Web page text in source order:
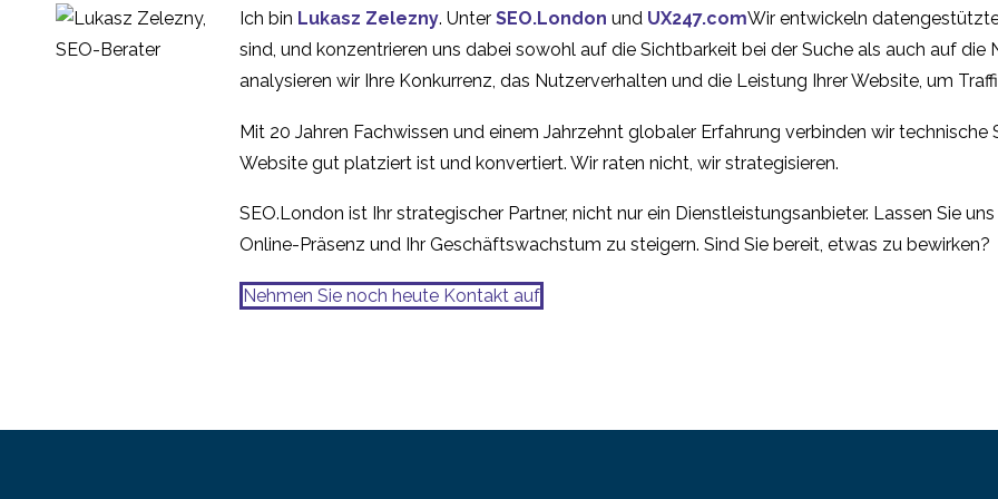
und Sicherheit
0
28 Apr. 2014
Branche mit Glenn
Veugen
1
erstellt
08 Nov. 2017
Erinnern Sie sich an
mich? Dauerhafte
bessere
Benutzererfahrung
Wie Sie Ihre mobile UX
verbessern können
Wie AI die
Ich bin Lukasz Zelezny. Unter SEO.London und UX247.comWir entwickeln
sind, und konzentrieren uns dabei sowohl auf die Sichtbarkeit bei der Suche als auch auf
analysieren wir Ihre Konkurrenz, das Nutzerverhalten und die Leistung Ihrer Website, um
Mit 20 Jahren Fachwissen und einem Jahrzehnt globaler Erfahrung verbinden wir
Website gut platziert ist und konvertiert. Wir raten nicht, wir strategisieren.
SEO.London ist Ihr strategischer Partner, nicht nur ein Dienstleistungsanbieter. Lassen Sie
Online-Präsenz und Ihr Geschäftswachstum zu steigern. Sind Sie bereit, etwas zu bewirken?
Nehmen Sie noch heute Kontakt auf